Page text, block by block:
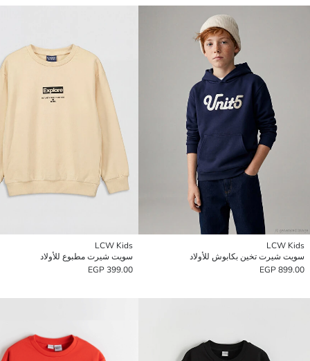
LCW Kids
سويت شيرت تخين بكابوش للأولاد
899.00 EGP
LCW Kids
سويت شيرت مطبوع للأولاد
399.00 EGP